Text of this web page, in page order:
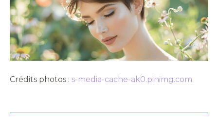
Crédits photos : s-media-cache-ak0.pinimg.com